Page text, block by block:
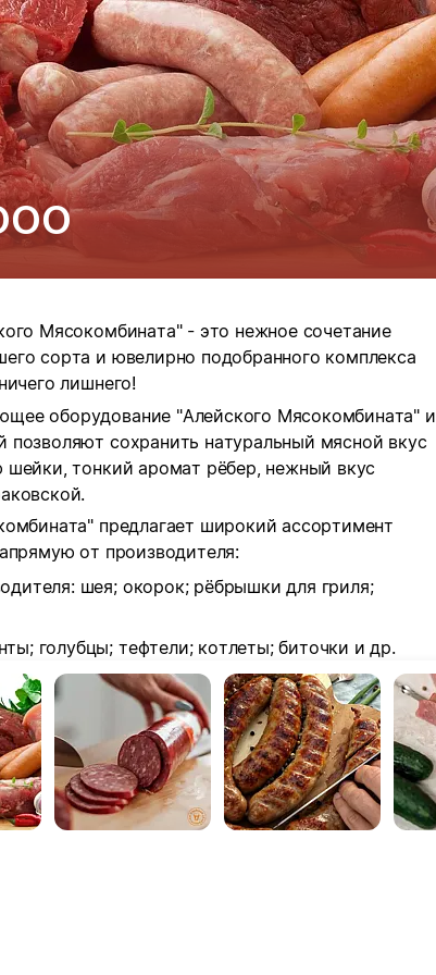
Мясокомбината" - это нежное сочетание
сорта и ювелирно подобранного комплекса
лишнего!
оборудование "Алейского Мясокомбината" и
позволяют сохранить натуральный мясной вкус
шейки, тонкий аромат рёбер, нежный вкус
предлагает широкий ассортимент
от производителя:
шея; окорок; рёбрышки для гриля;
голубцы; тефтели; котлеты; биточки и др.